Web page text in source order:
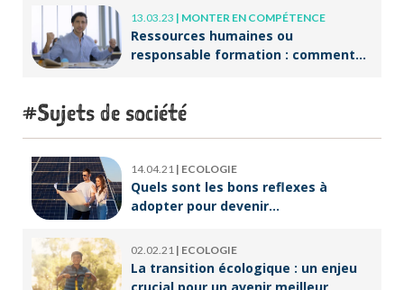
13.03.23 | MONTER EN COMPÉTENCE
Ressources humaines ou
responsable formation : comment
Sujets de société
14.04.21 | ECOLOGIE
Quels sont les bons reflexes à
adopter pour devenir
02.02.21 | ECOLOGIE
La transition écologique : un enjeu